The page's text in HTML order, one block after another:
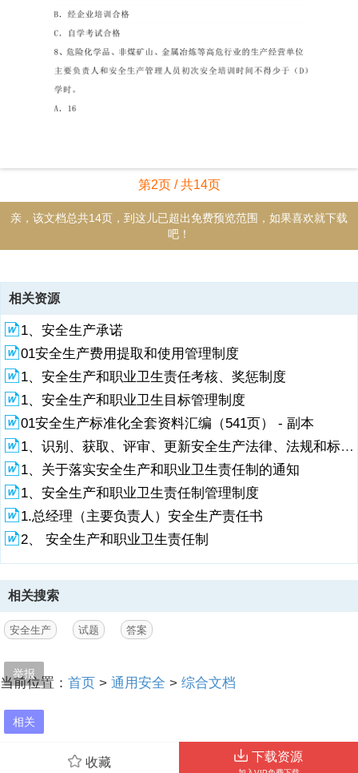
收藏 下载资源
相关
举报
第2页 / 共14页
亲，该文档总共14页，到这儿已超出免费预览范围，如果喜欢就下载
吧！
资源描述
1、一、单项选择题（每题1分，30题，共30分）1、生产经营单位的主
要负责人是本单位安全生产的第一责任者，对安全生产工作全面负责。
其职责之一是（C）。A对本单位的安全生产状况进行经常性检查B对检
查中发现的安全问题及时向上级单位报告C保证本单位的安全生产的投
入和实施2、生产经营单位的主要负责人未履行安全生产法规定的安全
生产管理职责的，先责令（B）。A处二万元以下罚款B限期改正C停产
停业整顿3、中华人民共和国安全生产法规定，生产经营单位应当建立
安全生产（C）档案，如实记录安全生产教育和培训时间、内容、参加
人员及考核结果等内容。A电子B技术C教育和培训4、一般来说，股份
制企业、合资企业等安全生产投入资金
2、由（A）予以保证。A董事会B厂长或者经理C投资人5、对所有的安
全生产管理人员必须在（C）进行安全资格培训，经安全生产监督管理
部门或有关部门考核合格，并取得安全资格证书后方可任职。A任职前B
三个月内C六个月内D一年内6、安全生产法规定，生产经营单位对重大
C登记建档7、安全生产法规定，生产经营单位的特种作业人员必须
（A），取得相应资格，方可上岗作业。A按照国家有关规定经专门的安
全作业培训B经企业培训合格C自学考试合格8、危险化学品、非煤矿
山、金属冶炼等高危行业的生产经营单位
3、主要负责人和安全生产管理人员初次安全培训时间不得少于（D）学
时。A16B24C36D489、下列哪项不属于特种作业的是（C）。A高压电
种作业操作证需要复审的，应当在期满前（C）日内，由申请人或者申
请人的用人单位向原考核发证机关或者从业所在地考核发证机关提出申
请。A15B30C60D9011、生产经营单位（B）对重新上岗的从业人员进
行安全教育和培训。A不必B应该C不强求D必须12、以下不属于生产经
相关资源
1、安全生产承诺
01安全生产费用提取和使用管理制度
1、安全生产和职业卫生责任考核、奖惩制度
1、安全生产和职业卫生目标管理制度
01安全生产标准化全套资料汇编（541页） - 副本
1、识别、获取、评审、更新安全生产法律、法规和标准规范管理制度
1、关于落实安全生产和职业卫生责任制的通知
1、安全生产和职业卫生责任制管理制度
1.总经理（主要负责人）安全生产责任书
2、 安全生产和职业卫生责任制
相关搜索
安全生产 试题 答案
当前位置： 首页 > 通用安全 > 综合文档
网站客服QQ：254466364